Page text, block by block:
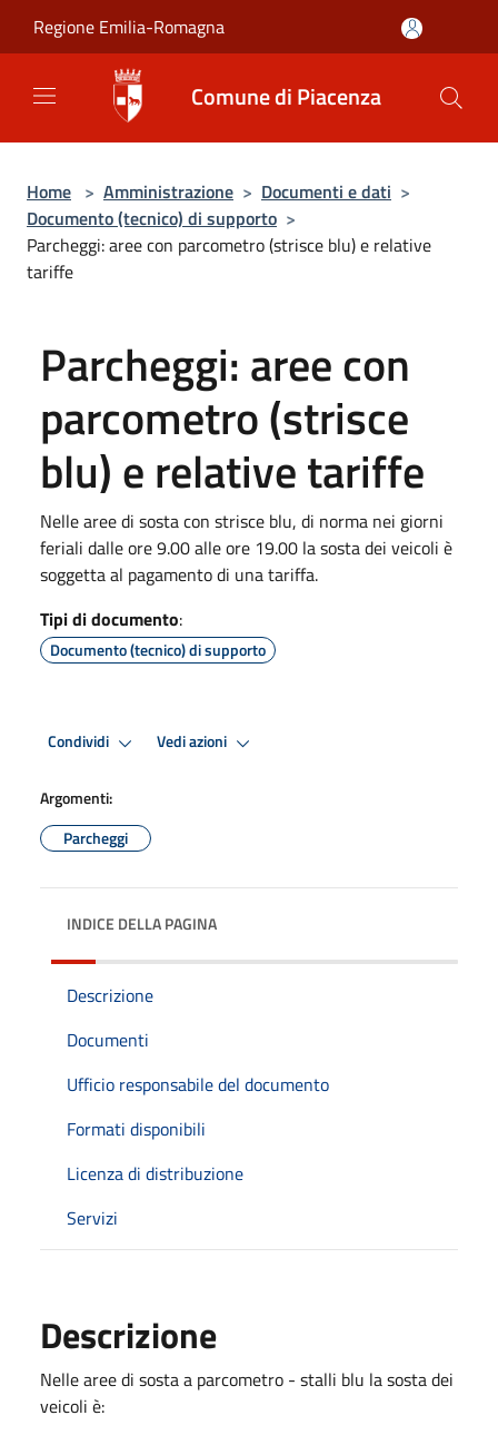
Regione Emilia-Romagna
Comune di Piacenza
Home > Amministrazione > Documenti e dati >
Documento (tecnico) di supporto >
Parcheggi: aree con parcometro (strisce blu) e relative
tariffe
Parcheggi: aree con
parcometro (strisce
blu) e relative tariffe
Nelle aree di sosta con strisce blu, di norma nei giorni
feriali dalle ore 9.00 alle ore 19.00 la sosta dei veicoli è
soggetta al pagamento di una tariffa.
Tipi di documento:
Documento (tecnico) di supporto
Condividi Vedi azioni
Argomenti:
Parcheggi
INDICE DELLA PAGINA
Descrizione
Documenti
Ufficio responsabile del documento
Formati disponibili
Licenza di distribuzione
Servizi
Descrizione
Nelle aree di sosta a parcometro - stalli blu la sosta dei
veicoli è: